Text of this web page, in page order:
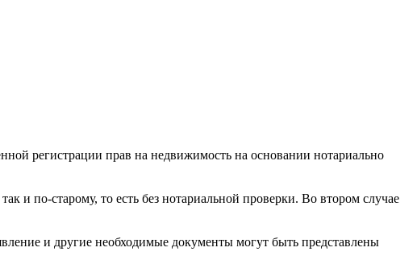
регистрации прав на недвижимость на основании нотариально
и по-старому, то есть без нотариальной проверки. Во втором случае
и другие необходимые документы могут быть представлены